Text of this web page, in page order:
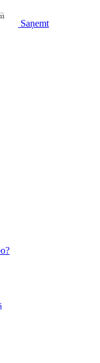
Saņemt